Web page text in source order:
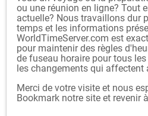
ou une réunion en ligne? Tout
actuelle? Nous travaillons dur
temps et les informations
WorldTimeServer.com est
pour maintenir des règles
de fuseau horaire pour tous
les changements qui affectent
Merci de votre visite et nous
Bookmark notre site et revenir